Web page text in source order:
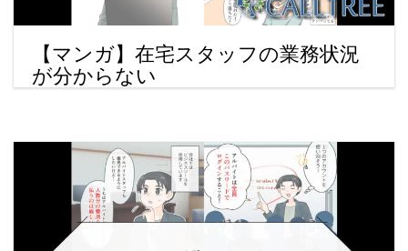
【マンガ】在宅スタッフの業務状況
が分からない